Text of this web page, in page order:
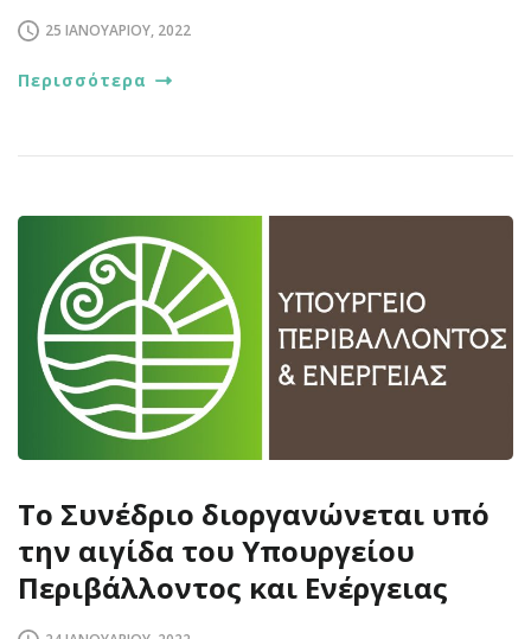
25 ΙΑΝΟΥΑΡΊΟΥ, 2022
Περισσότερα
Το Συνέδριο διοργανώνεται υπό
την αιγίδα του Υπουργείου
Περιβάλλοντος και Ενέργειας